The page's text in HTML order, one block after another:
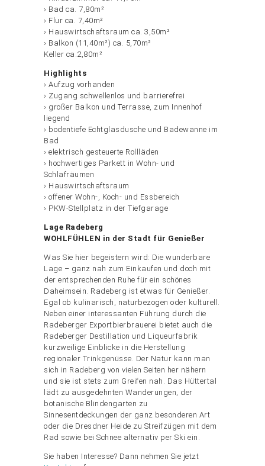
› Bad ca. 7,80m²
› Flur ca. 7,40m²
› Hauswirtschaftsraum ca. 3,50m²
› Balkon (11,40m²) ca. 5,70m²
Keller ca.2,80m²
Highlights
› Aufzug vorhanden
› Zugang schwellenlos und barrierefrei
› großer Balkon und Terrasse, zum Innenhof
liegend
› bodentiefe Echtglasdusche und Badewanne im
Bad
› elektrisch gesteuerte Rollläden
› hochwertiges Parkett in Wohn- und
Schlafräumen
› Hauswirtschaftsraum
› offener Wohn-, Koch- und Essbereich
› PKW-Stellplatz in der Tiefgarage
Lage Radeberg
WOHLFÜHLEN in der Stadt für Genießer
Was Sie hier begeistern wird: Die wunderbare
Lage – ganz nah zum Einkaufen und doch mit
der entsprechenden Ruhe für ein schönes
Daheimsein. Radeberg ist etwas für Genießer.
Egal ob kulinarisch, naturbezogen oder kulturell.
Neben einer interessanten Führung durch die
Radeberger Exportbierbrauerei bietet auch die
Radeberger Destillation und Liqueurfabrik
kurzweilige Einblicke in die Herstellung
regionaler Trinkgenüsse. Der Natur kann man
sich in Radeberg von vielen Seiten her nähern
und sie ist stets zum Greifen nah. Das Hüttertal
lädt zu ausgedehnten Wanderungen, der
botanische Blindengarten zu
Sinnesentdeckungen der ganz besonderen Art
oder die Dresdner Heide zu Streifzügen mit dem
Rad sowie bei Schnee alternativ per Ski ein.
Sie haben Interesse? Dann nehmen Sie jetzt